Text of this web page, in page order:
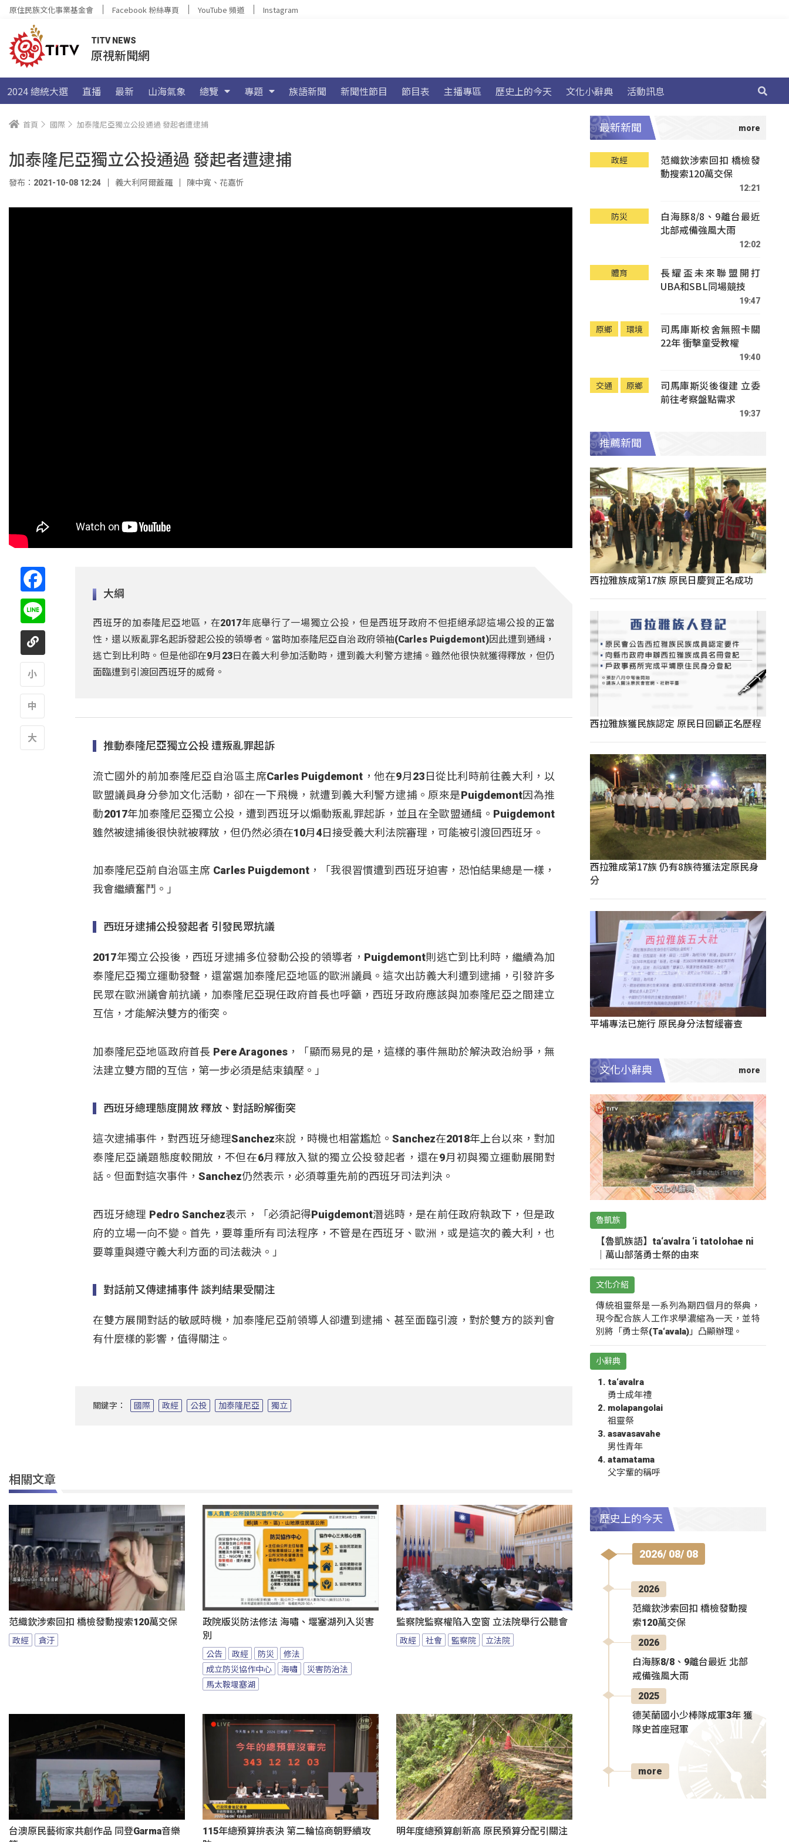
原住民族文化事業基金會 Facebook 粉絲專頁 YouTube 頻道 Instagram
TITV NEWS
原視新聞網
2024 總統大選 直播 最新 山海氣象 總覽 專題 族語新聞 新聞性節目 節目表 主播專區 歷史上的今天 文化小辭典 活動訊息
首頁 國際 加泰隆尼亞獨立公投通過 發起者遭逮捕
加泰隆尼亞獨立公投通過 發起者遭逮捕
發布：2021-10-08 12:24 義大利阿爾蓋羅 陳中寬 、 花嘉忻
大綱
西班牙的加泰隆尼亞地區，在2017年底舉行了一場獨立公投，但是西班牙政府不但拒絕承認這場公投的正當
性，還以叛亂罪名起訴發起公投的領導者。當時加泰隆尼亞自治政府領袖(Carles Puigdemont)因此遭到通緝，
逃亡到比利時。但是他卻在9月23日在義大利參加活動時，遭到義大利警方逮捕。雖然他很快就獲得釋放，但仍
面臨遭到引渡回西班牙的威脅。
推動泰隆尼亞獨立公投 遭叛亂罪起訴
流亡國外的前加泰隆尼亞自治區主席Carles Puigdemont，他在9月23日從比利時前往義大利，以
歐盟議員身分參加文化活動，卻在一下飛機，就遭到義大利警方逮捕。原來是Puigdemont因為推
動2017年加泰隆尼亞獨立公投，遭到西班牙以煽動叛亂罪起訴，並且在全歐盟通緝。Puigdemont
雖然被逮捕後很快就被釋放，但仍然必須在10月4日接受義大利法院審理，可能被引渡回西班牙。
加泰隆尼亞前自治區主席 Carles Puigdemont，「我很習慣遭到西班牙迫害，恐怕結果總是一樣，
我會繼續奮鬥。」
西班牙逮捕公投發起者 引發民眾抗議
2017年獨立公投後，西班牙逮捕多位發動公投的領導者，Puigdemont則逃亡到比利時，繼續為加
泰隆尼亞獨立運動發聲，還當選加泰隆尼亞地區的歐洲議員。這次出訪義大利遭到逮捕，引發許多
民眾在歐洲議會前抗議，加泰隆尼亞現任政府首長也呼籲，西班牙政府應該與加泰隆尼亞之間建立
互信，才能解決雙方的衝突。
加泰隆尼亞地區政府首長 Pere Aragones，「顯而易見的是，這樣的事件無助於解決政治紛爭，無
法建立雙方間的互信，第一步必須是結束鎮壓。」
西班牙總理態度開放 釋放、對話盼解衝突
這次逮捕事件，對西班牙總理Sanchez來說，時機也相當尷尬。Sanchez在2018年上台以來，對加
泰隆尼亞議題態度較開放，不但在6月釋放入獄的獨立公投發起者，還在9月初與獨立運動展開對
話。但面對這次事件，Sanchez仍然表示，必須尊重先前的西班牙司法判決。
西班牙總理 Pedro Sanchez表示，「必須記得Puigdemont潛逃時，是在前任政府執政下，但是政
府的立場一向不變。首先，要尊重所有司法程序，不管是在西班牙、歐洲，或是這次的義大利，也
要尊重與遵守義大利方面的司法裁決。」
對話前又傳逮捕事件 談判結果受關注
在雙方展開對話的敏感時機，加泰隆尼亞前領導人卻遭到逮捕、甚至面臨引渡，對於雙方的談判會
有什麼樣的影響，值得關注。
關鍵字： 國際 政經 公投 加泰隆尼亞 獨立
相關文章
范織欽涉索回扣 橋檢發動搜索120萬交保
政經 貪汙
政院版災防法修法 海嘯、堰塞湖列入災害
別
公告 政經 防災
修法
成立防災協作中心
海嘯
災害防治法
馬太鞍堰塞湖
監察院監察權陷入空窗 立法院舉行公聽會
政經 社會 監察院 立法院
台澳原民藝術家共創作品 同登Garma音樂
115年總預算拚表決 第二輪協商朝野續攻
明年度總預算創新高 原民預算分配引關注
最新新聞
政經
范織欽涉索回扣 橋檢發
動搜索120萬交保
12:21
防災
白海豚8/8、9離台最近
北部戒備強風大雨
12:02
體育
長耀盃未來聯盟開打
UBA和SBL同場競技
19:47
原鄉 環境
司馬庫斯校舍無照卡關
22年 衝擊童受教權
19:40
交通 原鄉
司馬庫斯災後復建 立委
前往考察盤點需求
19:37
推薦新聞
西拉雅族成第17族 原民日慶賀正名成功
西拉雅族獲民族認定 原民日回顧正名歷程
西拉雅成第17族 仍有8族待獲法定原民身
分
平埔專法已施行 原民身分法暫緩審查
文化小辭典
魯凱族
【魯凱族語】ta‘avalra ‘i tatolohae ni
｜萬山部落勇士祭的由來
文化介紹
傳統祖靈祭是一系列為期四個月的祭典，
現今配合族人工作求學濃縮為一天，並特
別將「勇士祭(Ta‘avala)」凸顯辦理。
小辭典
ta‘avalra
勇士成年禮
molapangolai
祖靈祭
asavasavahe
男性青年
atamatama
父字輩的稱呼
歷史上的今天
2026/ 08/ 08
2026
范織欽涉索回扣 橋檢發動搜
索120萬交保
2026
白海豚8/8、9離台最近 北部
戒備強風大雨
2025
德芙蘭國小少棒隊成軍3年 獲
隊史首座冠軍
more